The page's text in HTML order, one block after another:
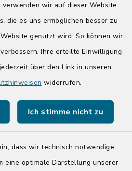
verwenden wir auf dieser Website
die es uns ermöglichen besser zu
genutzt wird. So können wir
Ihre erteilte Einwilligung
über den Link in unseren
widerrufen.
Ich stimme nicht zu
dass wir technisch notwendige
eine optimale Darstellung unserer
Stadt Bad Segeberg